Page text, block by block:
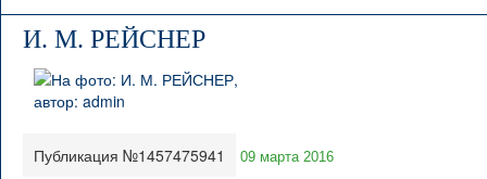
И. М. РЕЙСНЕР
Публикация №1457475941 09 марта 2016